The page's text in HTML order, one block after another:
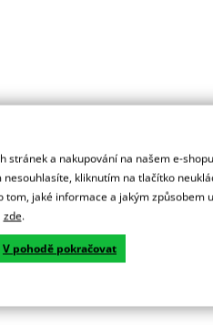
a nakupování na našem e-
kliknutím na tlačítko
jaké informace a jakým způsobem
zde.
V pohodě pokračovat